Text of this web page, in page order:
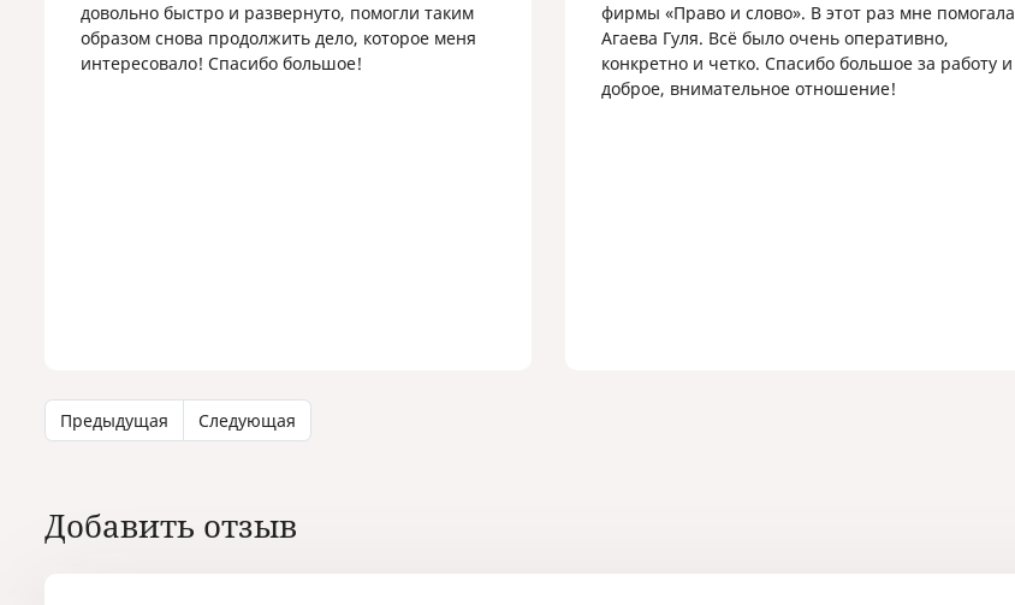
довольно быстро и развернуто, помогли таким
образом снова продолжить дело, которое меня
интересовало! Спасибо большое!
фирмы «Право и слово». В этот раз мне помогала
Агаева Гуля. Всё было очень оперативно,
конкретно и четко. Спасибо большое за работу и
доброе, внимательное отношение!
Предыдущая Следующая
Добавить отзыв